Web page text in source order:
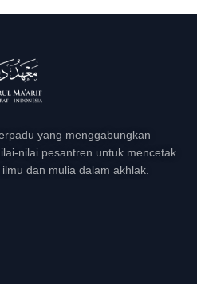
yang menggabungkan
nilai pesantren untuk mencetak
dan mulia dalam akhlak.